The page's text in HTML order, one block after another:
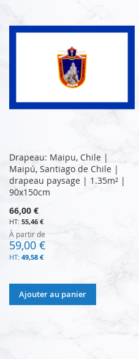
Drapeau: Maipu, Chile |
Maipú, Santiago de Chile |
drapeau paysage | 1.35m² |
90x150cm
66,00 €
55,46 €
À partir de
59,00 €
49,58 €
Ajouter au panier